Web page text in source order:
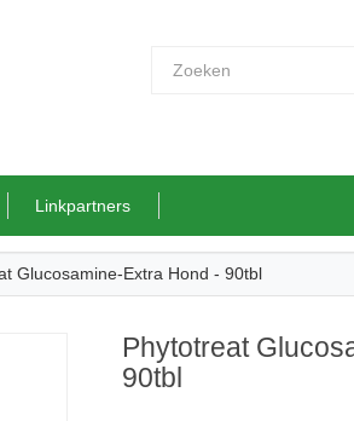
Linkpartners
Glucosamine-Extra Hond - 90tbl
Phytotreat
90tbl